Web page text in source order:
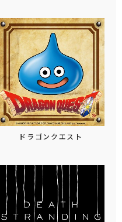
ドラゴンクエスト